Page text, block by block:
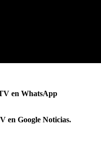
en WhatsApp
en Google Noticias.